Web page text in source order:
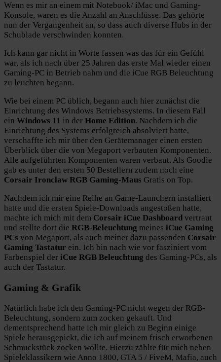
Wenn es mir an einem mit Notebook/ iMac und Gaming-
Konsole, waren es die Anzahl an Anschlüsse. Das gehörte
nun der Vergangenheit an, so dass auch diverse Hubs in der
Schublade verschwinden konnten.
Ich kann gar nicht in Worte fassen was das für ein Gefühl
war, als ich nach über 25 Jahren das erste Mal wieder einen
Gaming-PC in Betrieb nahm und die iCue RGB Beleuchtung
zu leuchten begann.
Wie bei einem PC üblich, begann auch hier zunächst die
Einrichtung des Windows Betriebssystems. In diesem Fall
ein Windows 11 in der Home Edition. Nachdem ich die
Einrichtung des Systems erfolgreich absolviert hatte,
verschaffte ich mir über den Gerätemanager einen ersten
Überblick über die von Megaport verbauten Komponenten.
Alle aufgeführten Komponenten waren verbaut. Als Goodie
gab es unter den ersten 50 Bestellern zudem noch eine
Corsair Ironclaw RGB Gaming-Maus Gratis on Top.
Nachdem ich mir eine Reihe an Game-Launchern installiert
hatte und die ersten Spiele-Downloads angestoßen hatte,
machte ich mich mit dem Corsair iCue Dashboard vertraut
und stellte dort die RGB-Beleuchtung meines iCue Gaming
PCs von Megaport, als auch meiner dazu passenden Corsair
Gaming Tastatur ein. Ich bin nach wie vor fasziniert vom
Farbenspiel der iCue RGB Beleuchtung des Gaming-PCs, als
auch der Tastatur.
Gaming & Grafik
Natürlich habe ich den Gaming-PC nicht wegen der RGB-
Beleuchtung, sondern zum zocken gekauft. Und
dementsprechend hatte ich mir gleich zu Beginn einige
Spiele herausgepickt, die ich auf meinem frisch erworbenen
Schmuckstück zocken wollte. Hierzu zählte für mich neben
Spieleklassikern wie Anno 1800, GTA 5 / FiveM, Mafia, auch